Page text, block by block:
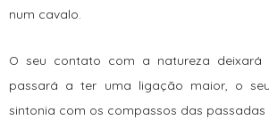
num cavalo.
O seu contato com a natureza deixará
passará a ter uma ligação maior, o
sintonia com os compassos das passadas